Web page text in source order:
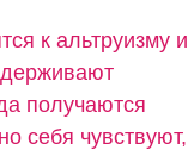
к альтруизму и
получаются
себя чувствуют,